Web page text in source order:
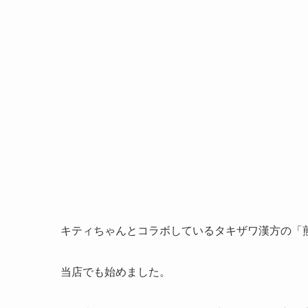
キティちゃんとコラボしているタキザワ漢方の「
当店でも始めました。